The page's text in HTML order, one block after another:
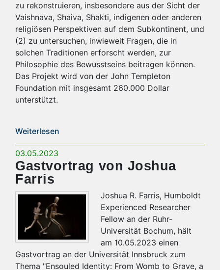
zu rekonstruieren, insbesondere aus der Sicht der
Vaishnava, Shaiva, Shakti, indigenen oder anderen
religiösen Perspektiven auf dem Subkontinent, und
(2) zu untersuchen, inwieweit Fragen, die in
solchen Traditionen erforscht werden, zur
Philosophie des Bewusstseins beitragen können.
Das Projekt wird von der John Templeton
Foundation mit insgesamt 260.000 Dollar
unterstützt.
Weiterlesen
03.05.2023
Gastvortrag von Joshua
Farris
Joshua R. Farris, Humboldt
Experienced Researcher
Fellow an der Ruhr-
Universität Bochum, hält
am 10.05.2023 einen
Gastvortrag an der Universität Innsbruck zum
Thema "Ensouled Identity: From Womb to Grave, a